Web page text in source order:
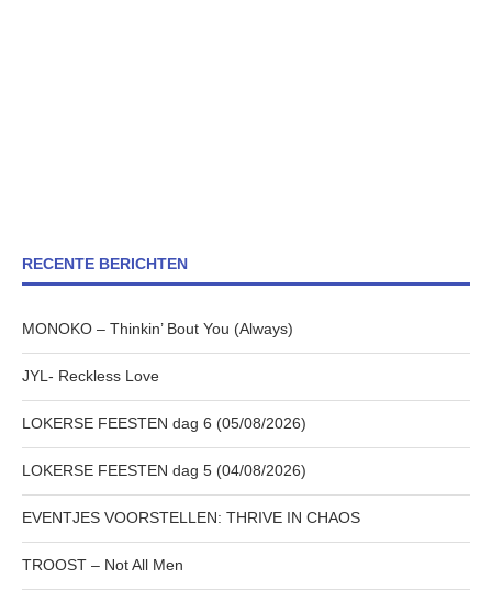
RECENTE BERICHTEN
MONOKO – Thinkin’ Bout You (Always)
JYL- Reckless Love
LOKERSE FEESTEN dag 6 (05/08/2026)
LOKERSE FEESTEN dag 5 (04/08/2026)
EVENTJES VOORSTELLEN: THRIVE IN CHAOS
TROOST – Not All Men